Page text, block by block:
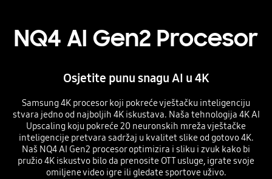
NQ4 AI Gen2 Procesor
Osjetite punu snagu AI u 4K
Samsung 4K procesor koji pokreće vještačku inteligenciju
stvara jedno od najboljih 4K iskustava. Naša tehnologija 4K AI
Upscaling koju pokreće 20 neuronskih mreža vještačke
inteligencije pretvara sadržaj u kvalitet slike od gotovo 4K.
Naš NQ4 AI Gen2 procesor optimizira i sliku i zvuk kako bi
pružio 4K iskustvo bilo da prenosite OTT usluge, igrate svoje
omiljene video igre ili gledate sportove uživo.